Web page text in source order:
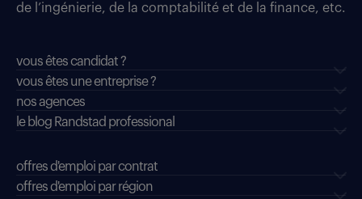
de l’ingénierie, de la comptabilité et de la finance, etc.
vous êtes candidat ?
vous êtes une entreprise ?
nos agences
le blog Randstad professional
offres d'emploi par contrat
offres d'emploi par région